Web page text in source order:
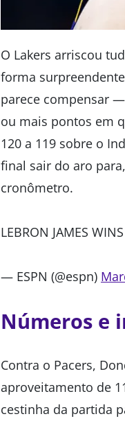
O Lakers arriscou
forma
parece compensar
ou mais pontos em
120 a 119 sobre o
final sair do aro
cronômetro.
LEBRON JAMES
— ESPN (@espn)
Números e
Contra o Pacers,
aproveitamento de
cestinha da partida